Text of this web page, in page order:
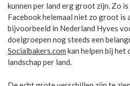
kunnen per land erg groot zijn. Zo
Facebook helemaal niet zo groot is
bijvoorbeeld in Nederland Hyves
doelgroepen nog steeds een
Socialbakers.com kan helpen bij het
landschap per land.